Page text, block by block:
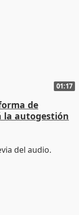
01:17
de
la autogestión